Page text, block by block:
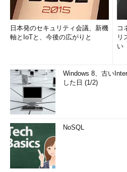
日本発のセキュリティ会議、新機
軸とIoTと、今後の広がりと
コ
リ
い
Windows 8、古い
した日 (1/2)
NoSQL